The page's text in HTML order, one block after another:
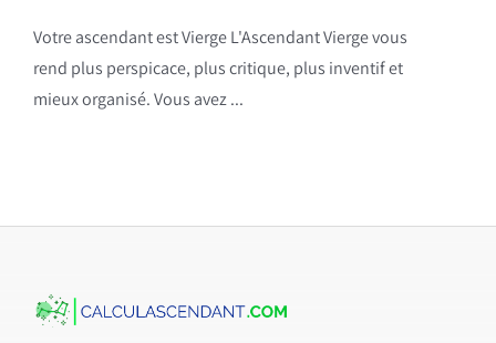
Votre ascendant est Vierge L'Ascendant Vierge vous
rend plus perspicace, plus critique, plus inventif et
mieux organisé. Vous avez ...